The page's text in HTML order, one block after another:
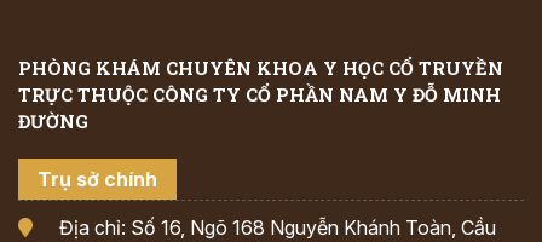
PHÒNG KHÁM CHUYÊN KHOA Y HỌC CỔ TRUYỀN
TRỰC THUỘC CÔNG TY CỔ PHẦN NAM Y ĐỖ MINH
ĐƯỜNG
Trụ sở chính
Địa chỉ: Số 16, Ngõ 168 Nguyễn Khánh Toàn, Cầu